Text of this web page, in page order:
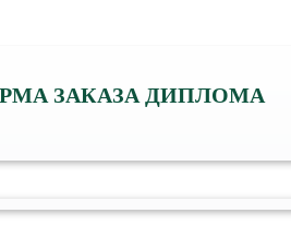
ЗАКАЗА ДИПЛОМА